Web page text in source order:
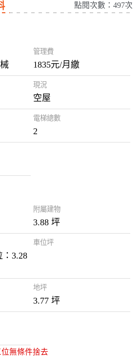
點閱次數：497次
管理費
1835元/月繳
現況
空屋
電梯總數
2
附屬建物
3.88 坪
：3.28
車位坪
地坪
3.77 坪
無條件捨去